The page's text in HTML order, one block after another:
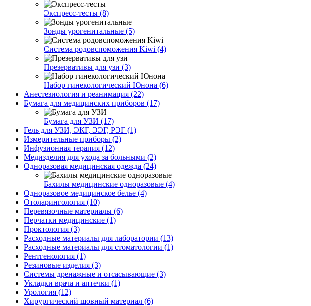
Экспресс-тесты (8)
Зонды урогенитальные (5)
Система родовспоможения Kiwi (4)
Презервативы для узи (3)
Набор гинекологический Юнона (6)
Анестезиология и реанимация (22)
Бумага для медицинских приборов (17)
Бумага для УЗИ (17)
Гель для УЗИ, ЭКГ, ЭЭГ, РЭГ (1)
Измерительные приборы (2)
Инфузионная терапия (12)
Медизделия для ухода за больными (2)
Одноразовая медицинская одежда (24)
Бахилы медицинские одноразовые (4)
Одноразовое медицинское белье (4)
Отоларингология (10)
Перевязочные материалы (6)
Перчатки медицинские (1)
Проктология (3)
Расходные материалы для лаборатории (13)
Расходные материалы для стоматологии (1)
Рентгенология (1)
Резиновые изделия (3)
Системы дренажные и отсасывающие (3)
Укладки врача и аптечки (1)
Урология (12)
Хирургический шовный материал (6)